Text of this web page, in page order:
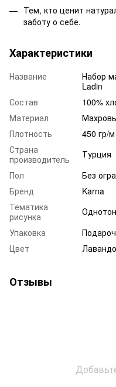
Тем, кто ценит
заботу о себе.
Характеристики
Название
Набор
Ladin
Состав
100%
Материал
Плотность
450 гр/
Страна
производитель
Турция
Пол
Без
Бренд
Karna
Тематика
рисунка
Упаковка
Цвет
Отзывы